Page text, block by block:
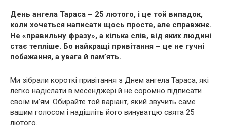
День ангела Тараса – 25 лютого, і це той випадок,
коли хочеться написати щось просте, але справжнє.
Не «правильну фразу», а кілька слів, від яких людині
стає тепліше. Бо найкращі привітання – це не гучні
побажання, а увага й пам’ять.
Ми зібрали короткі привітання з Днем ангела Тараса, які
легко надіслати в месенджері й не соромно підписати
своїм ім’ям. Обирайте той варіант, який звучить саме
вашим голосом і надішліть його винуватцю свята 25
лютого.